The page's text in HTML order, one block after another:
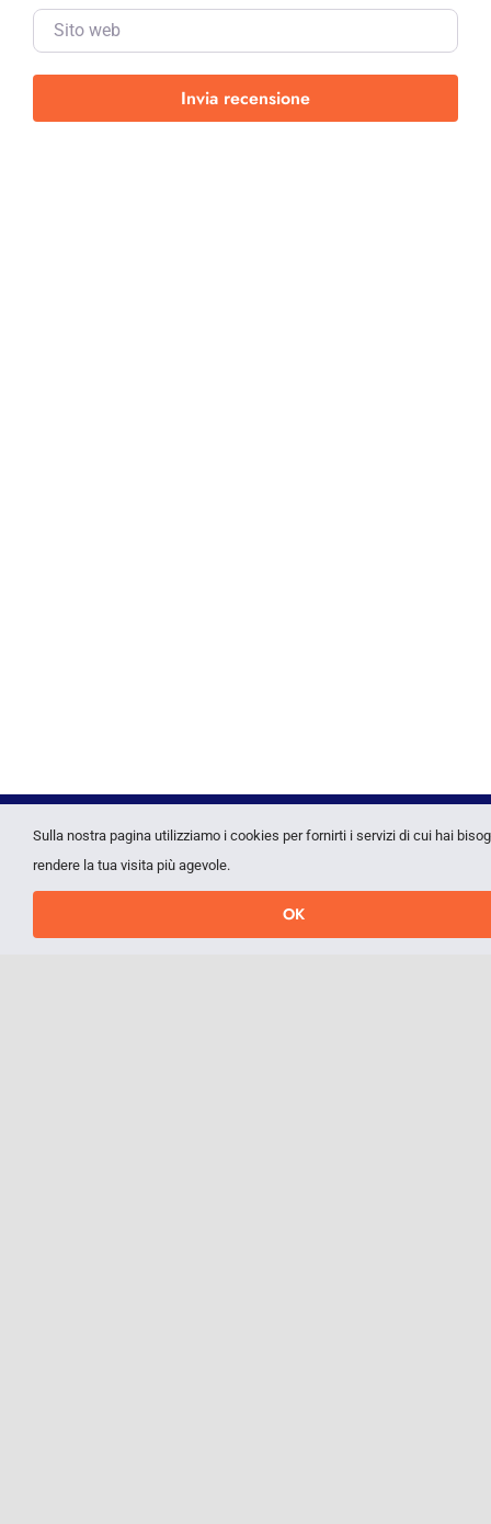
Sito web
Sulla nostra pagina utilizziamo i cookies per fornirti i servizi di cui hai
rendere la tua visita più agevole.
OK